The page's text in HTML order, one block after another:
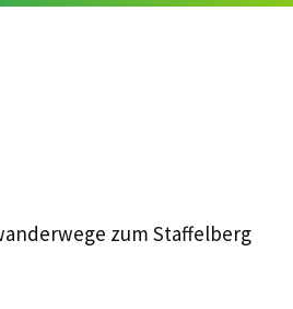
zum Staffelberg